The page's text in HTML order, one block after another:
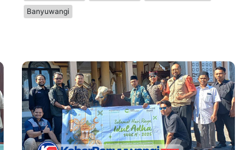
Banyuwangi